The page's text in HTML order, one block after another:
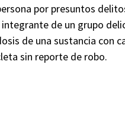
por presuntos
de un grupo
de una sustancia con
sin reporte de robo.